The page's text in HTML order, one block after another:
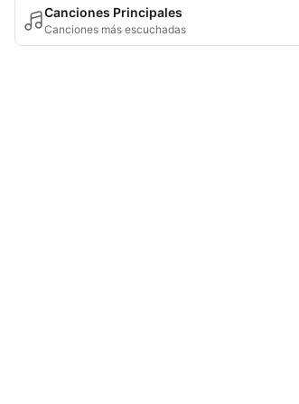
Canciones Principales
Canciones más escuchadas